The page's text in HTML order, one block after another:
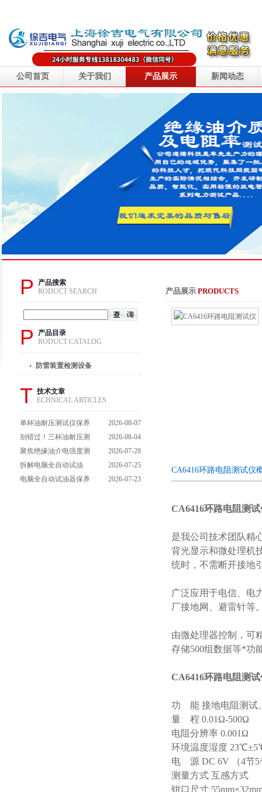
公司首页 关于我们 产品展示 新闻动态
P
产品搜索
RODUCT SEARCH
P
产品目录
RODUCT CATALOG
防雷装置检测设备
T 技术文章
ECHNICAL ARTICLES
单杯油耐压测试仪保养
避坑指南：细节做到
位，设备不闹脾气
2026-08-07
别错过！三杯油耐压测
试仪操作流程全解析，
一步到位不踩坑
2026-08-04
聚焦绝缘油介电强度测
试仪：那些决定检测效
能的关键特点
2026-07-28
拆解电脑全自动试油
器：核心组成部件，藏
2026-07-25
电脑全自动试油器保养
2026-07-23
产品展示 PRODUCTS
CA6416环路电阻测试仪
CA6416环路电阻测试
是我公司技术团队精
背光显示和微处理机
统时，不需断开接地
广泛应用于电信、电
厂接地网、避雷针等
由微处理器控制，可
存储500组数据等*功
CA6416环路电阻测试
功 能 接地电阻测试
量 程 0.01Ω-500Ω
电阻分辨率 0.001Ω
环境温度湿度
电 源 DC 6V （4节5
测量方式 互感方式
钳口尺寸